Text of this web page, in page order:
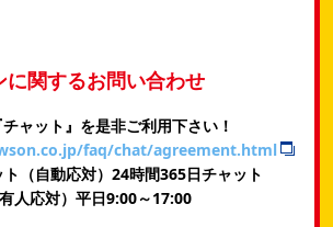
に関するお問い合わせ
ャット』を是非ご利用下さい！
faq/chat/agreement.html
（自動応対）24時間365日チャット
有人応対）平日9:00～17:00